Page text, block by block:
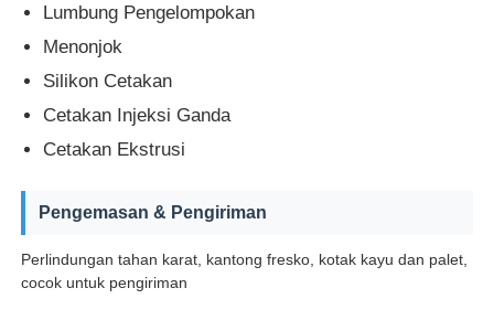
Cetakan injeksi tembakan ganda
Cetakan suntikan medis
Pencetakan Injeksi Multi Cavity
Cetakan Injeksi Elektronik
Pencetakan Injeksi Suhu Tinggi
Lumbung Pengelompokan
Menonjok
Silikon Cetakan
Cetakan Injeksi Ganda
Cetakan Ekstrusi
Pengemasan & Pengiriman
Perlindungan tahan karat, kantong fresko, kotak kayu dan palet,
cocok untuk pengiriman